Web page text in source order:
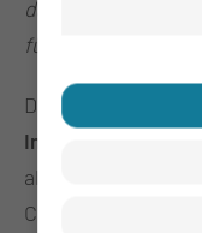
davon überzeugt,
für beide
Das Land
als eigenständige
Cottbus-